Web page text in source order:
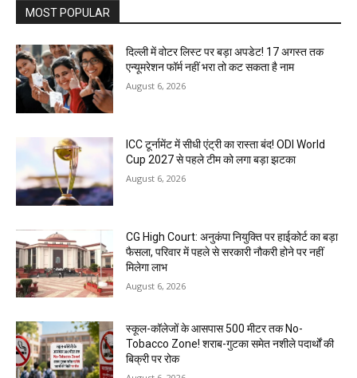
MOST POPULAR
दिल्ली में वोटर लिस्ट पर बड़ा अपडेट! 17 अगस्त तक
एन्यूमरेशन फॉर्म नहीं भरा तो कट सकता है नाम
August 6, 2026
ICC टूर्नामेंट में सीधी एंट्री का रास्ता बंद! ODI World
Cup 2027 से पहले टीम को लगा बड़ा झटका
August 6, 2026
CG High Court: अनुकंपा नियुक्ति पर हाईकोर्ट का बड़ा
फैसला, परिवार में पहले से सरकारी नौकरी होने पर नहीं
मिलेगा लाभ
August 6, 2026
स्कूल-कॉलेजों के आसपास 500 मीटर तक No-
Tobacco Zone! शराब-गुटका समेत नशीले पदार्थों की
बिक्री पर रोक